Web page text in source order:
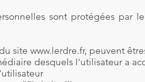
sont protégées par
site www.lerdre.fr, peuvent
desquels l'utilisateur a